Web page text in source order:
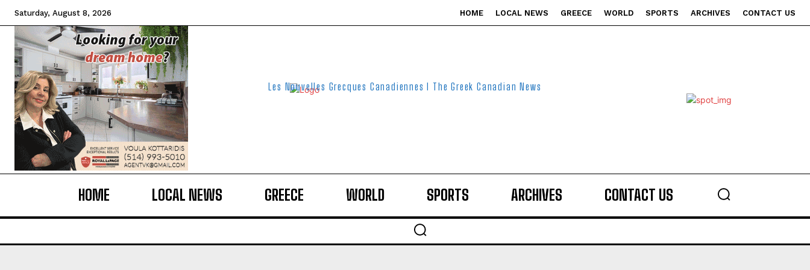
Saturday, August 8, 2026 HOME LOCAL NEWS GREECE WORLD SPORTS ARCHIVES CONTACT US
Les Nouvelles Grecques Canadiennes I The Greek Canadian News
HOME LOCAL NEWS GREECE WORLD SPORTS ARCHIVES CONTACT US